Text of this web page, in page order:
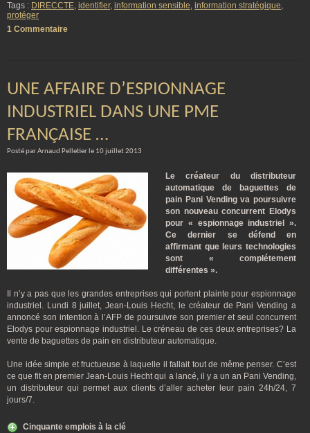
Tags : DIRECCTE, identifier, information sensible, information stratégique,
protéger
1 Commentaire
UNE AFFAIRE D’ESPIONNAGE
INDUSTRIEL DANS UNE PME
FRANÇAISE …
Posté par Arnaud Pelletier le 10 juillet 2013
Le créateur du distributeur
automatique de baguettes de
pain Pani Vending va poursuivre
son nouveau concurrent Elodys
pour « espionnage industriel ».
Ce dernier se défend en
affirmant que leurs technologies
sont « complétement
différentes ».
Il n’y a pas que les grandes entreprises qui portent plainte pour espionnage
industriel. Lundi 8 juillet, Jean-Louis Hecht, le créateur de Pani Vending a
annoncé son intention à l’AFP de poursuivre son premier et seul concurrent
Elodys pour espionnage industriel. Le créneau de ces deux entreprises? La
vente de baguettes de pain en distributeur automatique.
Une idée simple et fructueuse à laquelle il fallait tout de même penser. C’est
ce que fit en premier Jean-Louis Hecht qui a lancé, il y a un an Pani Vending,
un distributeur qui permet aux clients d’aller acheter leur pain 24h/24, 7
jours/7.
Cinquante emplois à la clé